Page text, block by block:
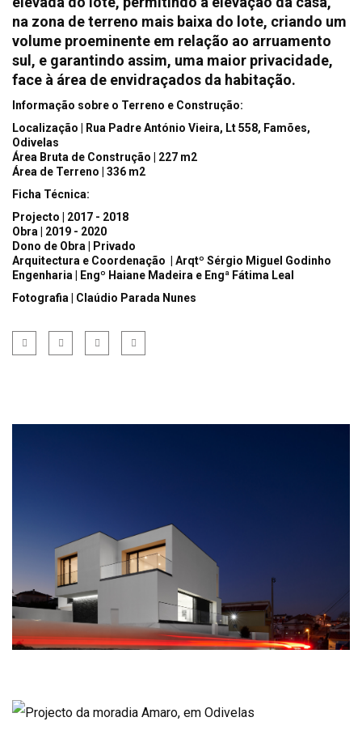
na zona de terreno mais baixa do lote, criando um
volume proeminente em relação ao arruamento
sul, e garantindo assim, uma maior privacidade,
face à área de envidraçados da habitação.
Informação sobre o Terreno e Construção:
Localização | Rua Padre António Vieira, Lt 558, Famões,
Odivelas
Área Bruta de Construção | 227 m2
Área de Terreno | 336 m2
Ficha Técnica:
Projecto | 2017 - 2018
Obra | 2019 - 2020
Dono de Obra | Privado
Arquitectura e Coordenação | Arqtº Sérgio Miguel Godinho
Engenharia | Engº Haiane Madeira e Engª Fátima Leal
Fotografia | Claúdio Parada Nunes